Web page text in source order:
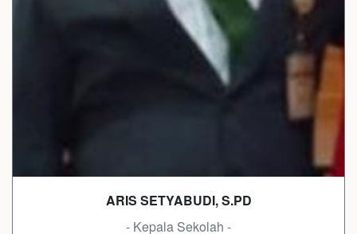
ARIS SETYABUDI, S.PD
- Kepala Sekolah -